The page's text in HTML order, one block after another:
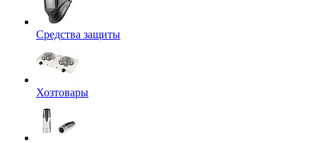
Средства защиты
Хозтовары